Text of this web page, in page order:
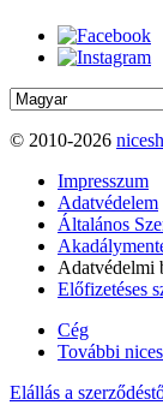
© 2010-2026
Impresszum
Adatvédelem
Általános
Adatvédelmi
Előfizetéses
Cég
További
Elállás a